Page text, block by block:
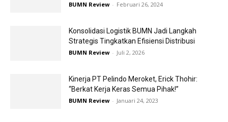
BUMN Review - Februari 26, 2024
Konsolidasi Logistik BUMN Jadi Langkah
Strategis Tingkatkan Efisiensi Distribusi
BUMN Review - Juli 2, 2026
Kinerja PT Pelindo Meroket, Erick Thohir:
“Berkat Kerja Keras Semua Pihak!”
BUMN Review - Januari 24, 2023